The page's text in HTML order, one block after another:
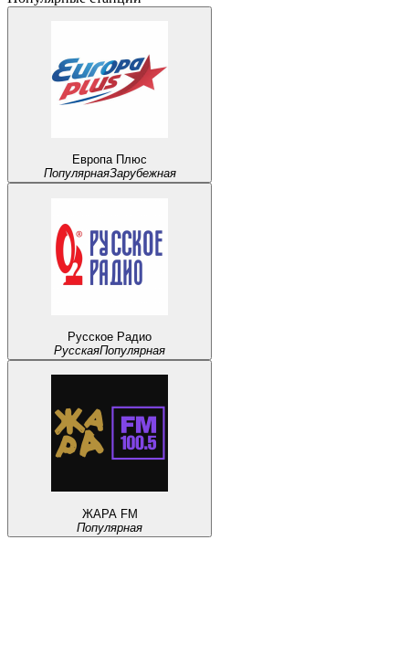
Европа Плюс
ПопулярнаяЗарубежная
Русское Радио
РусскаяПопулярная
ЖАРА FM
Популярная